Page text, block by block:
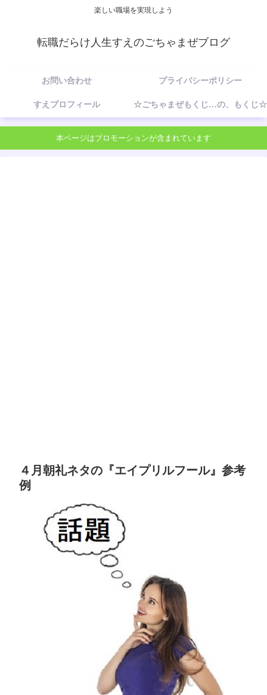
楽しい職場を実現しよう
転職だらけ人生すえのごちゃまぜブログ
お問い合わせ プライバシーポリシー
すえプロフィール ☆ごちゃまぜもくじ…の、もくじ☆
本ページはプロモーションが含まれています
４月朝礼ネタの『エイプリルフール』参考
例